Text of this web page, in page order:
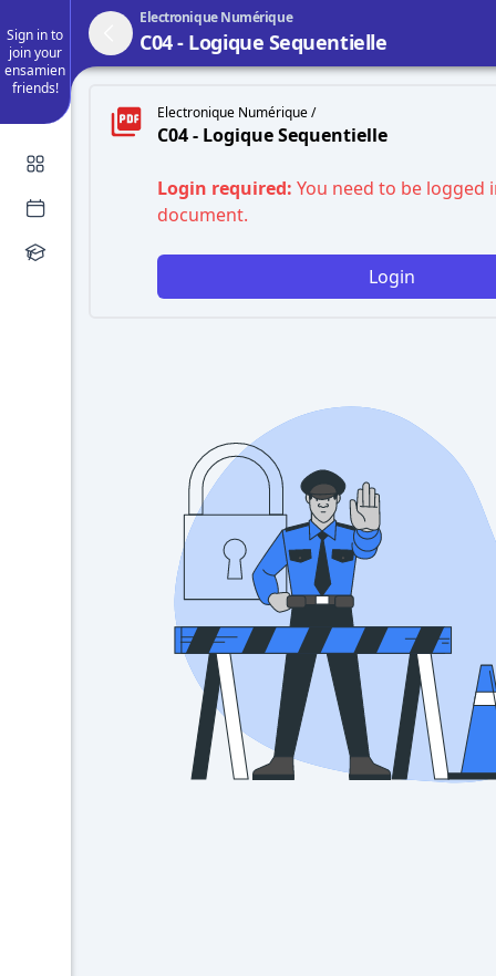
Sign in to
join your
ensamien
friends!
Electronique Numérique
C04 - Logique Sequentielle
Electronique Numérique /
C04 - Logique Sequentielle
Login required: You need to be logged
document.
Login